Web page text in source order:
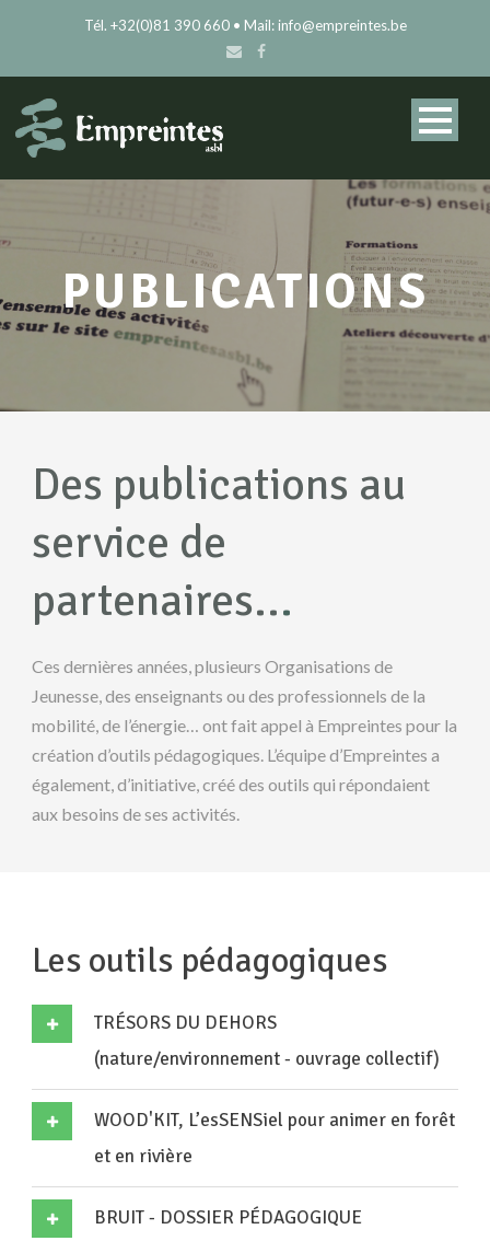
Tél. +32(0)81 390 660 • Mail: info@empreintes.be
PUBLICATIONS
Des publications au
service de
partenaires...
Ces dernières années, plusieurs Organisations de
Jeunesse, des enseignants ou des professionnels de la
mobilité, de l’énergie… ont fait appel à Empreintes pour la
création d’outils pédagogiques. L’équipe d’Empreintes a
également, d’initiative, créé des outils qui répondaient
aux besoins de ses activités.
Les outils pédagogiques
TRÉSORS DU DEHORS
(nature/environnement - ouvrage collectif)
WOOD'KIT, L’esSENSiel pour animer en forêt
et en rivière
BRUIT - DOSSIER PÉDAGOGIQUE